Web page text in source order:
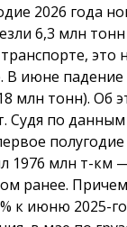
2026 года
6,3 млн тонн
это
В июне падение
млн тонн). Об
Судя по данным
1976 млн т-км
ранее.
к июню 2025-